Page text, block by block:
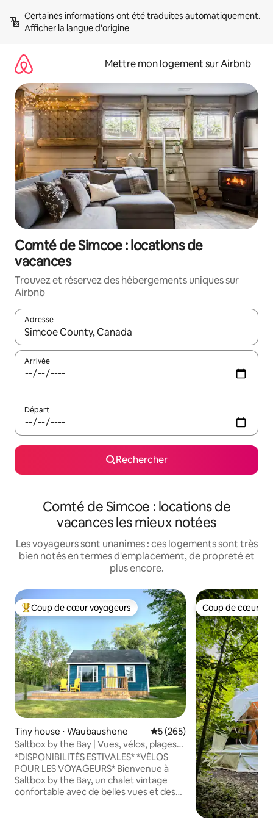
directement
Afficher la langue d'origine
Mettre mon logement sur Airbnb
Comté de Simcoe : locations de
vacances
Trouvez et réservez des hébergements uniques sur
Airbnb
Adresse
Lorsque les résultats s'affichent, utilisez les flèches vers le
Arrivée
Départ
Rechercher
Comté de Simcoe : locations de
vacances les mieux notées
Les voyageurs sont unanimes : ces logements sont très
bien notés en termes d'emplacement, de propreté et
plus encore.
Coups de cœur voyageurs les plus appréciés
Coup de cœur voyageurs
Tiny house ⋅ Waubaushene Évaluation moyenne sur la
5 (265)
Saltbox by the Bay | Vues, vélos, plages
et Vetta
*DISPONIBILITÉS ESTIVALES* *VÉLOS
POUR LES VOYAGEURS* Bienvenue à
Saltbox by the Bay, un chalet vintage
confortable avec de belles vues et des
Coup de cœur
Coup de cœur